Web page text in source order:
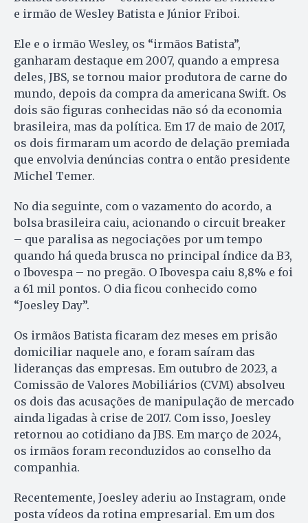
e irmão de Wesley Batista e Júnior Friboi.
Ele e o irmão Wesley, os “irmãos Batista”,
ganharam destaque em 2007, quando a empresa
deles, JBS, se tornou maior produtora de carne do
mundo, depois da compra da americana Swift. Os
dois são figuras conhecidas não só da economia
brasileira, mas da política. Em 17 de maio de 2017,
os dois firmaram um acordo de delação premiada
que envolvia denúncias contra o então presidente
Michel Temer.
No dia seguinte, com o vazamento do acordo, a
bolsa brasileira caiu, acionando o circuit breaker
– que paralisa as negociações por um tempo
quando há queda brusca no principal índice da B3,
o Ibovespa – no pregão. O Ibovespa caiu 8,8% e foi
a 61 mil pontos. O dia ficou conhecido como
“Joesley Day”.
Os irmãos Batista ficaram dez meses em prisão
domiciliar naquele ano, e foram saíram das
lideranças das empresas. Em outubro de 2023, a
Comissão de Valores Mobiliários (CVM) absolveu
os dois das acusações de manipulação de mercado
ainda ligadas à crise de 2017. Com isso, Joesley
retornou ao cotidiano da JBS. Em março de 2024,
os irmãos foram reconduzidos ao conselho da
companhia.
Recentemente, Joesley aderiu ao Instagram, onde
posta vídeos da rotina empresarial. Em um dos